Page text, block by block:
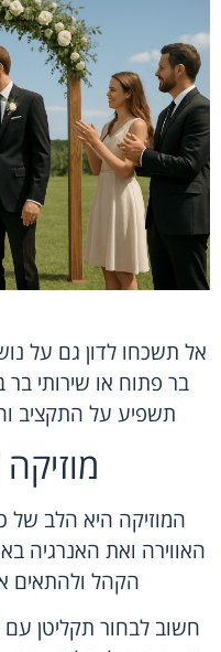
אל תשכחו לדון גם על
בר פתוח או שירותי
תשפיע על התקציב
המוזיקה היא הלב של
האווירה ואת האנרגיה
הקהל ולהתאים
חשוב לבחור תקליטן עם